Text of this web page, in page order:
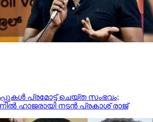
പ്രമോട്ട് ചെയ്ത സംഭവം;
ഹാജരായി നടന്‍ പ്രകാശ് രാജ്